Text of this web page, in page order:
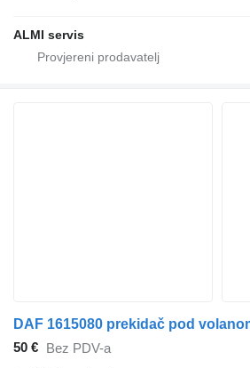
ALMI servis
50 € Bez PDV-a